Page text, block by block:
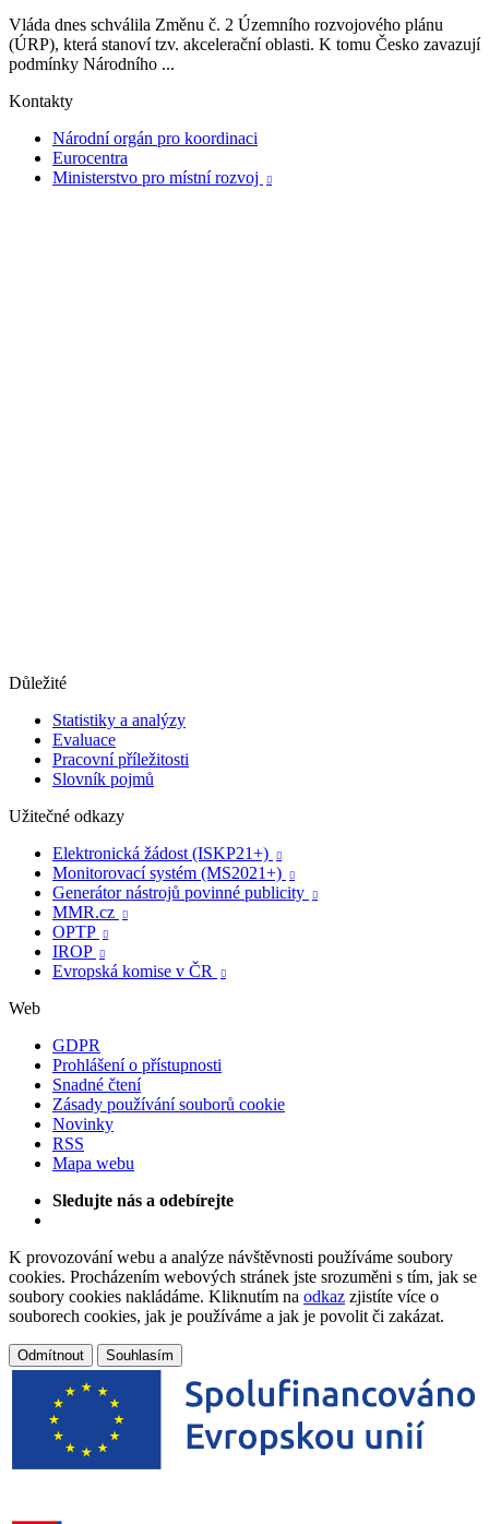
Vláda dnes schválila Změnu č. 2 Územního rozvojového plánu
(ÚRP), která stanoví tzv. akcelerační oblasti. K tomu Česko zavazují
podmínky Národního ...
Kontakty
Národní orgán pro koordinaci
Eurocentra
Ministerstvo pro místní rozvoj

Důležité
Statistiky a analýzy
Evaluace
Pracovní příležitosti
Slovník pojmů
Užitečné odkazy
Elektronická žádost (ISKP21+)

Monitorovací systém (MS2021+) 
Generátor nástrojů povinné publicity 
MMR.cz 
OPTP 
IROP 
Evropská komise v ČR 
Web
GDPR
Prohlášení o přístupnosti
Snadné čtení
Zásady používání souborů cookie
Novinky
RSS
Mapa webu
Sledujte nás a odebírejte
K provozování webu a analýze návštěvnosti používáme soubory
cookies. Procházením webových stránek jste srozuměni s tím, jak se
soubory cookies nakládáme. Kliknutím na odkaz zjistíte více o
souborech cookies, jak je používáme a jak je povolit či zakázat.
Odmítnout Souhlasím